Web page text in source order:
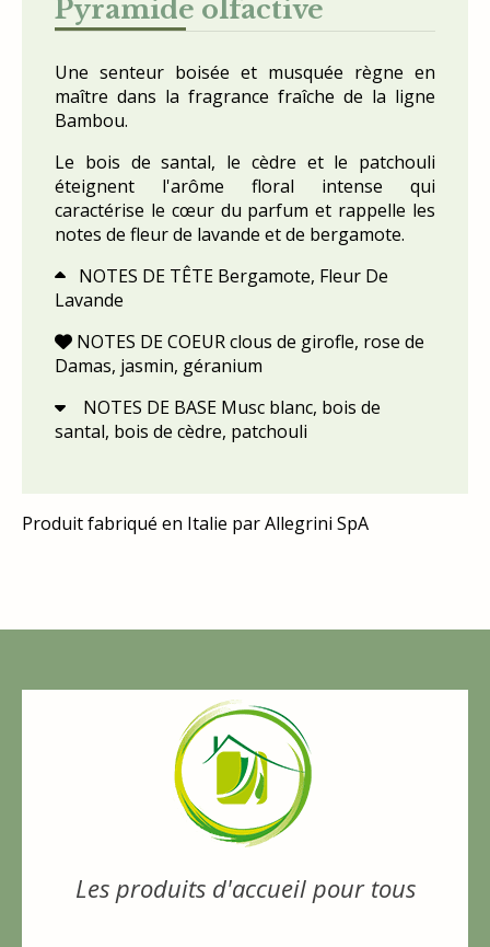
Pyramide olfactive
Une senteur boisée et musquée règne en
maître dans la fragrance fraîche de la ligne
Bambou.
Le bois de santal, le cèdre et le patchouli
éteignent l'arôme floral intense qui
caractérise le cœur du parfum et rappelle les
notes de fleur de lavande et de bergamote.

NOTES DE TÊTE Bergamote, Fleur De
Lavande
 NOTES DE COEUR clous de girofle, rose de
Damas, jasmin, géranium

NOTES DE BASE Musc blanc, bois de
santal, bois de cèdre, patchouli
Produit fabriqué en Italie par Allegrini SpA
Les produits d'accueil pour tous